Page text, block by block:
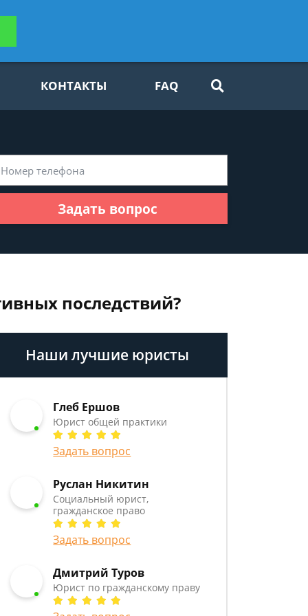
КОНТАКТЫ FAQ
Задать вопрос
последствий?
Наши лучшие юристы
Глеб Ершов
Юрист общей практики
Задать вопрос
Руслан Никитин
Социальный юрист,
гражданское право
Задать вопрос
Дмитрий Туров
Юрист по гражданскому праву